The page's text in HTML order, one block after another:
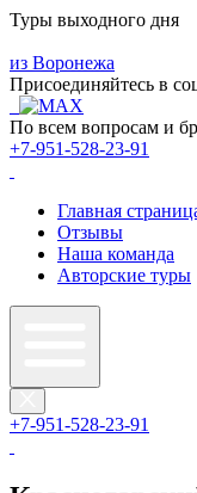
Туры выходного дня
из Воронежа
Присоединяйтесь в
По всем вопросам и
+7-951-528-23-91
Главная
Отзывы
Наша команда
Авторские туры
+7-951-528-23-91